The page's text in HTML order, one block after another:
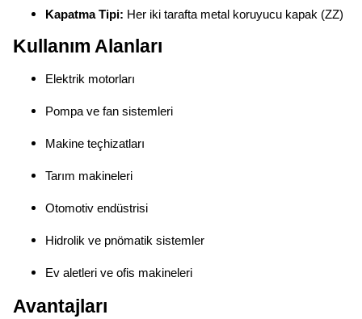
Kapatma Tipi: Her iki tarafta metal koruyucu kapak (ZZ)
Kullanım Alanları
Elektrik motorları
Pompa ve fan sistemleri
Makine teçhizatları
Tarım makineleri
Otomotiv endüstrisi
Hidrolik ve pnömatik sistemler
Ev aletleri ve ofis makineleri
Avantajları